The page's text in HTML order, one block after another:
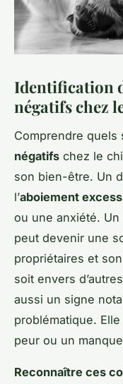
Identification
négatifs chez
Comprendre quels
négatifs chez le
son bien-être. Un
l’aboiement
ou une anxiété.
peut devenir une
propriétaires et son
soit envers
aussi un signe
problématique.
peur ou un
Reconnaître ces